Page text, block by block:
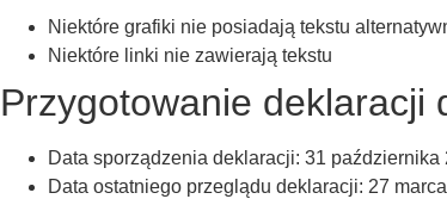
Niektóre grafiki nie posiadają tekstu
Niektóre linki nie zawierają tekstu
Przygotowanie deklaracji
Data sporządzenia deklaracji: 31 października
Data ostatniego przeglądu deklaracji: 27